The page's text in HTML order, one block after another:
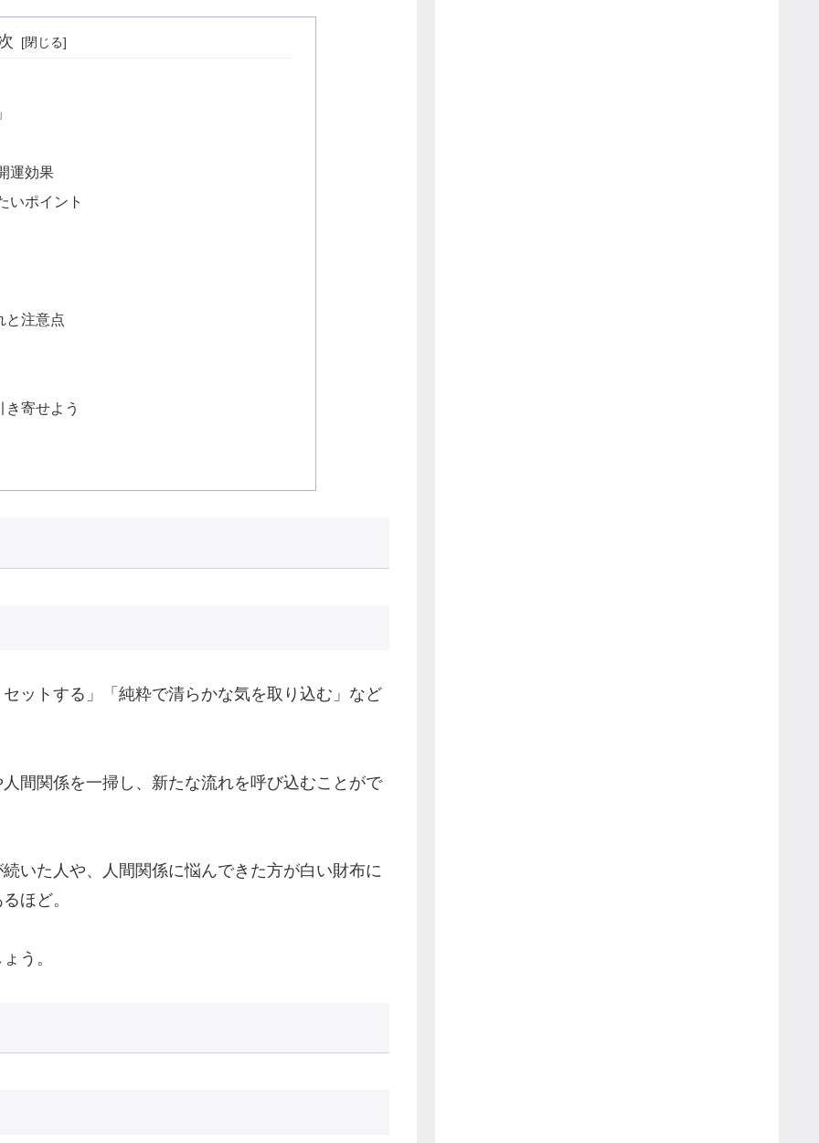
運効果
いポイント
と注意点
寄せよう
ットする」「純粋で清らかな気を取り込む」など
間関係を一掃し、新たな流れを呼び込むことがで
いた人や、人間関係に悩んできた方が白い財布に
ほど。
う。